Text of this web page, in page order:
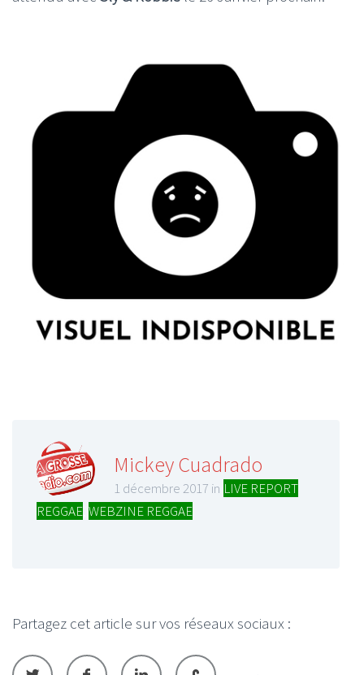
Mickey Cuadrado
1 décembre 2017 in LIVE REPORT
REGGAE WEBZINE REGGAE
Partagez cet article sur vos réseaux sociaux :